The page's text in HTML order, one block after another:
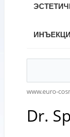
www.euro-
Dr.